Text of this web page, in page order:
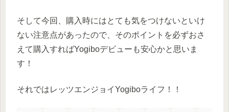
そして今回、購入時にはとても気をつけないといけ
ない注意点があったので、そのポイントを必ずおさ
えて購入すればYogiboデビューも安心かと思いま
す！
それではレッツエンジョイYogiboライフ！！